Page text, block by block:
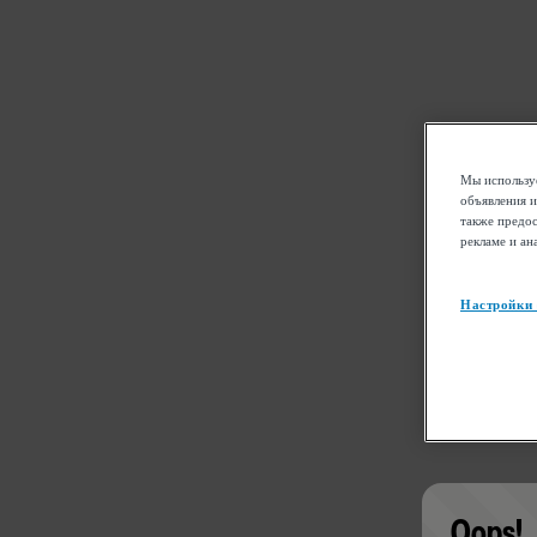
Мы
объявления
также
рекламе и